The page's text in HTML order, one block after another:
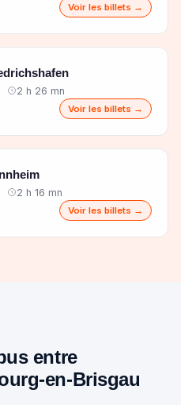
Voir les billets →
2 h 26 mn
Voir les billets →
2 h 16 mn
Voir les billets →
entre
en-Brisgau